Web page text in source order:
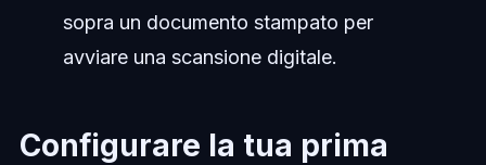
sopra un documento stampato per
avviare una scansione digitale.
Configurare la tua prima